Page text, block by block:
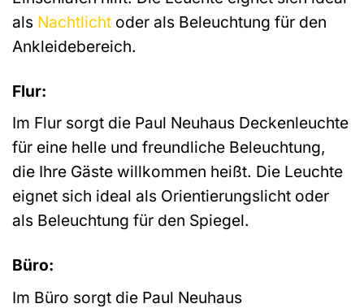
als Nachtlicht oder als Beleuchtung für den
Ankleidebereich.
Flur:
Im Flur sorgt die Paul Neuhaus Deckenleuchte
für eine helle und freundliche Beleuchtung,
die Ihre Gäste willkommen heißt. Die Leuchte
eignet sich ideal als Orientierungslicht oder
als Beleuchtung für den Spiegel.
Büro:
Im Büro sorgt die Paul Neuhaus